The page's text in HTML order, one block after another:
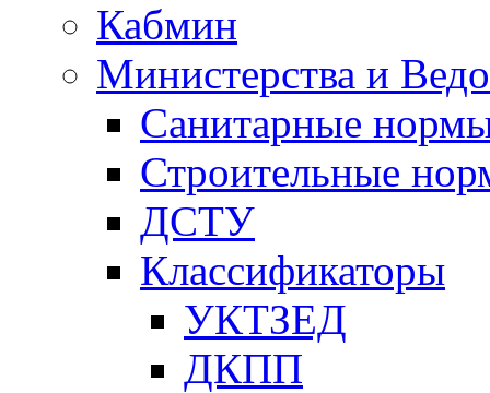
Кабмин
Министерства и
Санитарные
Строительные
ДСТУ
Классификаторы
УКТЗЕД
ДКПП